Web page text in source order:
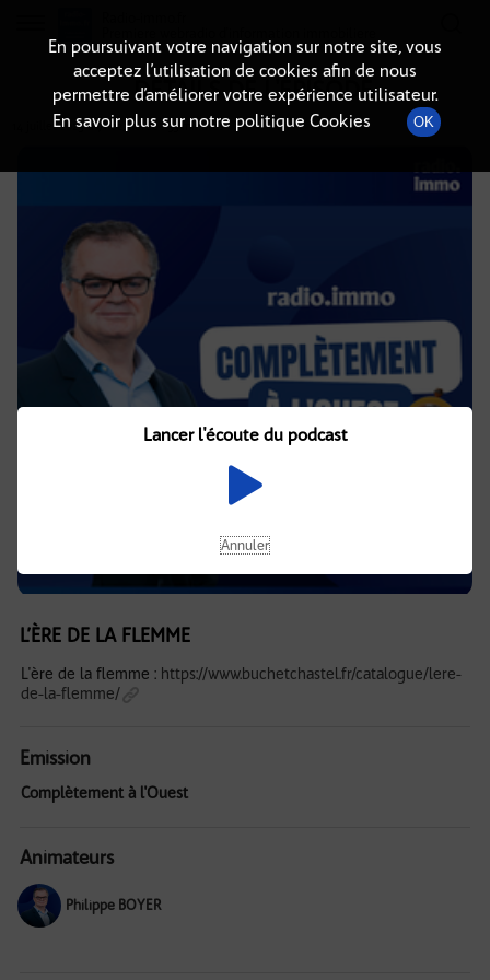
DÉTAILS DE L'ÉPISODE
14 juillet 2025à 7h02 , durée : 33 minutes
L’ÈRE DE LA FLEMME
L'ère de la flemme : https://www.buchetchastel.fr/catalogue/lere-
de-la-flemme/
Emission
Complètement à l'Ouest
Animateurs
Philippe BOYER
En poursuivant votre navigation sur notre site, vous
acceptez l’utilisation de cookies afin de nous
permettre d’améliorer votre expérience utilisateur.
En savoir plus sur notre politique Cookies
OK
Lancer l'écoute du podcast
Annuler